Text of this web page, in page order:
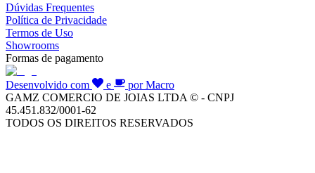
Dúvidas Frequentes
Política de Privacidade
Termos de Uso
Showrooms
Formas de pagamento
Desenvolvido com e
por Macro
GAMZ COMERCIO DE JOIAS LTDA © - CNPJ
45.451.832/0001-62
TODOS OS DIREITOS RESERVADOS